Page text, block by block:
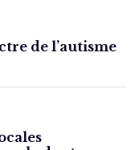
de l’autisme